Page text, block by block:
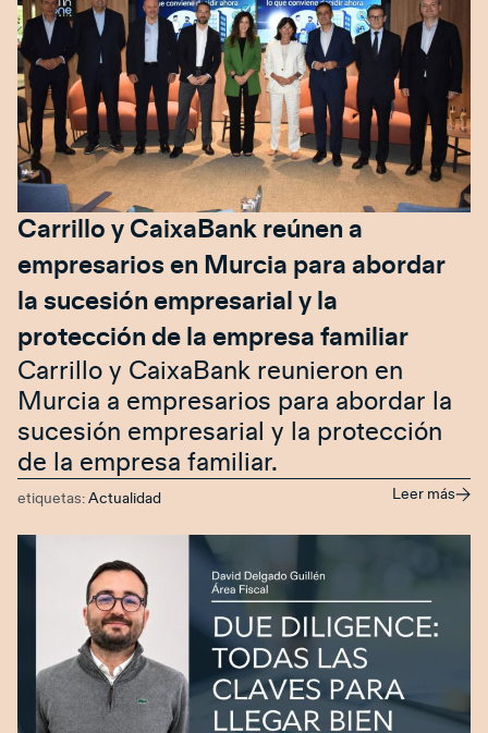
Carrillo y CaixaBank reúnen a
empresarios en Murcia para abordar
la sucesión empresarial y la
protección de la empresa familiar
Carrillo y CaixaBank reunieron en
Murcia a empresarios para abordar la
sucesión empresarial y la protección
de la empresa familiar.
etiquetas: Actualidad Leer más